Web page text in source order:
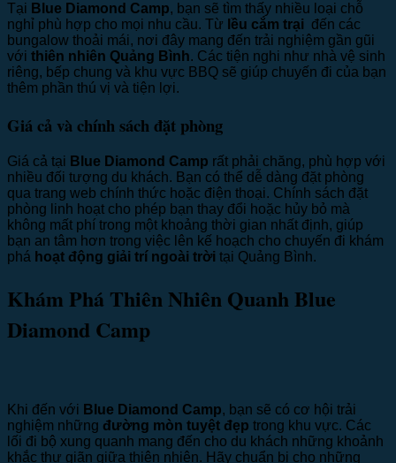
Tại Blue Diamond Camp, bạn sẽ tìm thấy nhiều loại chỗ
nghỉ phù hợp cho mọi nhu cầu. Từ lều cắm trại đến các
bungalow thoải mái, nơi đây mang đến trải nghiệm gần gũi
với thiên nhiên Quảng Bình. Các tiện nghi như nhà vệ sinh
riêng, bếp chung và khu vực BBQ sẽ giúp chuyến đi của bạn
thêm phần thú vị và tiện lợi.
Giá cả và chính sách đặt phòng
Giá cả tại Blue Diamond Camp rất phải chăng, phù hợp với
nhiều đối tượng du khách. Bạn có thể dễ dàng đặt phòng
qua trang web chính thức hoặc điện thoại. Chính sách đặt
phòng linh hoạt cho phép bạn thay đổi hoặc hủy bỏ mà
không mất phí trong một khoảng thời gian nhất định, giúp
bạn an tâm hơn trong việc lên kế hoạch cho chuyến đi khám
phá hoạt động giải trí ngoài trời tại Quảng Bình.
Khám Phá Thiên Nhiên Quanh Blue
Diamond Camp
Khi đến với Blue Diamond Camp, bạn sẽ có cơ hội trải
nghiệm những đường mòn tuyệt đẹp trong khu vực. Các
lối đi bộ xung quanh mang đến cho du khách những khoảnh
khắc thư giãn giữa thiên nhiên. Hãy chuẩn bị cho những